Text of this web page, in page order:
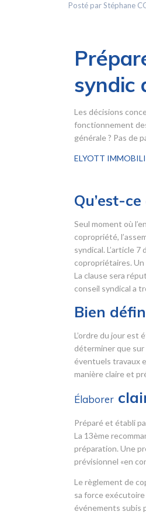
Posté par Stéphane
syndic
Les décisions
fonctionnement
générale ? Pas de
ELYOTT
Qu’est-
Seul moment où
copropriété,
syndical. L’article
copropriétaires.
La clause sera
conseil syndical a
Bien
L’ordre du jour est
déterminer que sur
éventuels travaux
manière claire et
Élaborer
Préparé et établi
La 13ème
préparation. Une
prévisionnel «en
Le règlement de
sa force
événements subis